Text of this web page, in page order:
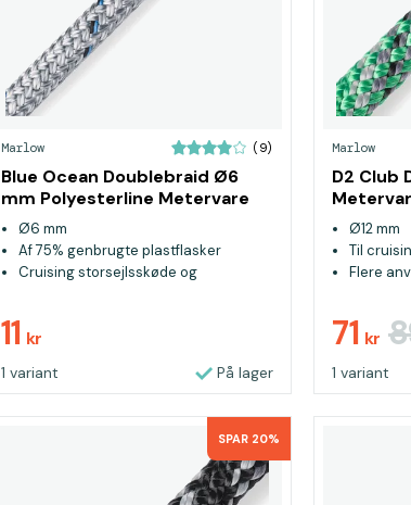
Marlow (9)
Blue Ocean Doublebraid Ø6
mm Polyesterline Metervare
Grå
Ø6 mm
Af 75% genbrugte plastflasker
Cruising storsejlsskøde og
11 kr
1 variant På lager
Marlow
D2 Club
Ø12 mm
Til
Flere
71 kr
1 variant
SPAR 20%